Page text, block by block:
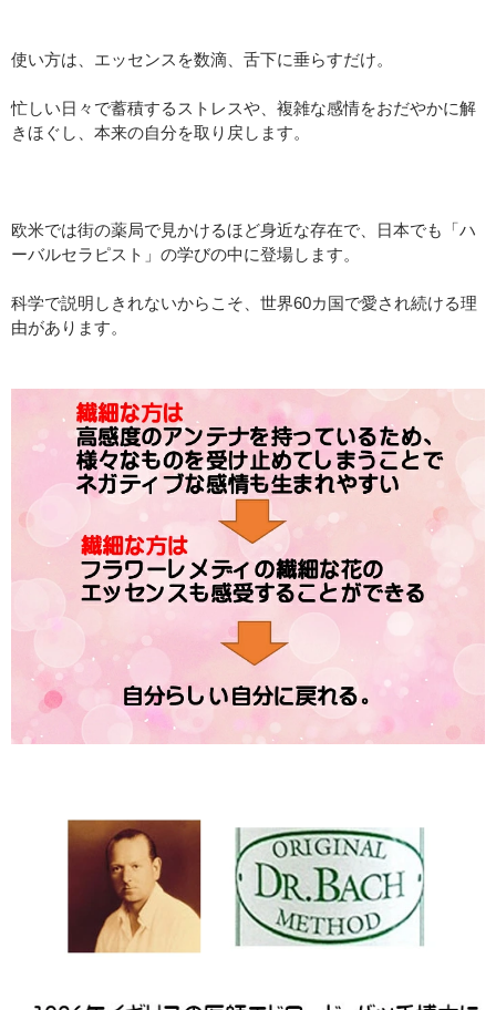
使い方は、エッセンスを数滴、舌下に垂らすだけ。
忙しい日々で蓄積するストレスや、複雑な感情をおだやかに解
きほぐし、本来の自分を取り戻します。
欧米では街の薬局で見かけるほど身近な存在で、日本でも「ハ
ーバルセラピスト」の学びの中に登場します。
科学で説明しきれないからこそ、世界60カ国で愛され続ける理
由があります。